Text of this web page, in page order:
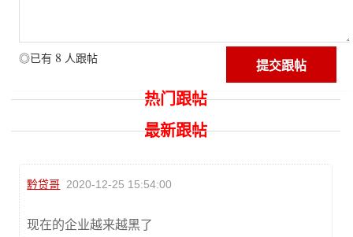
◎已有 8 人跟帖
热门跟帖
最新跟帖
黔贷哥 2020-12-25 15:54:00
现在的企业越来越黑了